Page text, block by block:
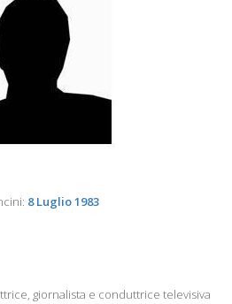
8 Luglio 1983
giornalista e conduttrice televisiva